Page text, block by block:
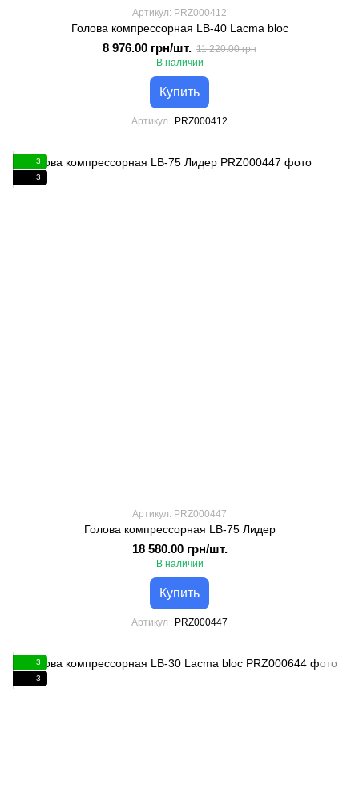
Артикул: PRZ000412
Голова компрессорная LB-40 Lacma bloc
8 976.00 грн/шт. 11 220.00 грн
В наличии
Купить
Артикул PRZ000412
3
3
Артикул: PRZ000447
Голова компрессорная LB-75 Лидер
18 580.00 грн/шт.
В наличии
Купить
Артикул PRZ000447
3
3